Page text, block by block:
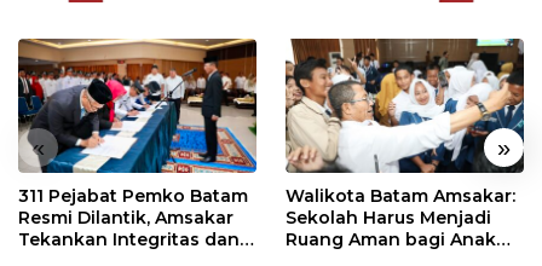
« »
311 Pejabat Pemko Batam
Resmi Dilantik, Amsakar
Tekankan Integritas dan
Walikota Batam Amsakar:
Sekolah Harus Menjadi
Ruang Aman bagi Anak